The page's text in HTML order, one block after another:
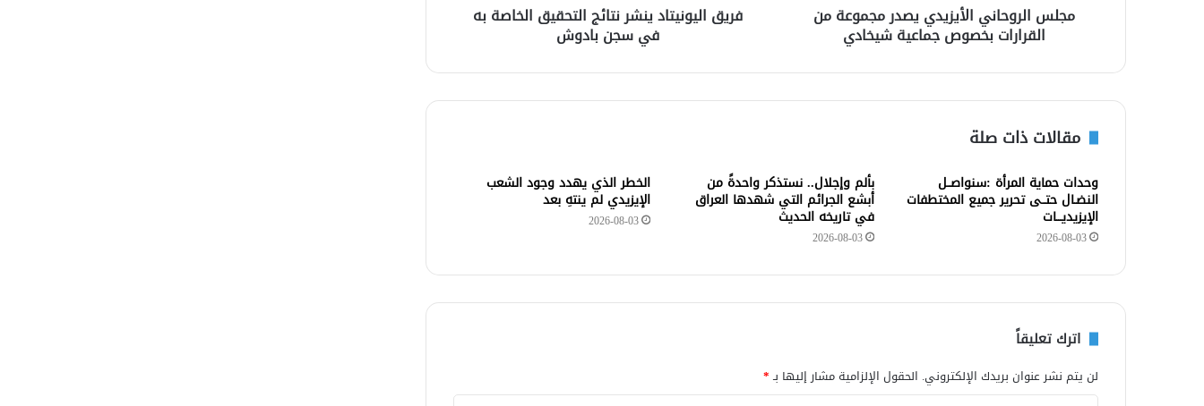
مجلس الروحاني الأيزيدي يصدر مجموعة من
القرارات بخصوص جماعية شيخادي
فريق اليونيتاد ينشر نتائج التحقيق الخاصة به
في سجن بادوش
مقالات ذات صلة
وحدات حماية المرأة :سنواصــل
النضـال حتــى تحرير جميع المختطفات
الإيزيديـــات
2026-08-03
بألم وإجلال.. نستذكر واحدةً من
أبشع الجرائم التي شهدها العراق
في تاريخه الحديث
2026-08-03
الخطر الذي يهدد وجود الشعب
الإيزيدي لم ينتهِ بعد
2026-08-03
اترك تعليقاً
لن يتم نشر عنوان بريدك الإلكتروني. الحقول الإلزامية مشار إليها بـ*